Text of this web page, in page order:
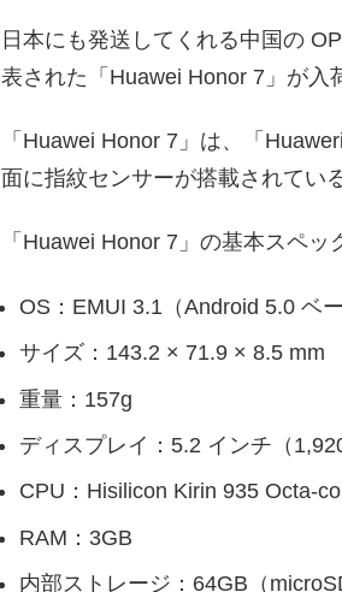
日本にも発送してくれる中国の
表された「Huawei Honor 7」が入
「Huawei Honor 7」は、「
面に指紋センサーが搭載されてい
「Huawei Honor 7」の基本スペッ
OS：EMUI 3.1（Android 5.0 ベー
サイズ：143.2 × 71.9 × 8.5 mm
重量：157g
ディスプレイ：5.2 インチ（
CPU：Hisilicon Kirin 935 Octa-
RAM：3GB
内部ストレージ：64GB（